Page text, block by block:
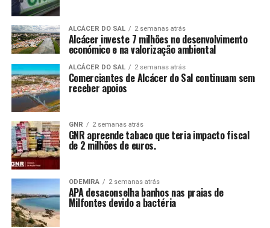
ALCÁCER DO SAL 2 semanas atrás
Alcácer investe 7 milhões no desenvolvimento
económico e na valorização ambiental
ALCÁCER DO SAL 2 semanas atrás
Comerciantes de Alcácer do Sal continuam sem
receber apoios
GNR 2 semanas atrás
GNR apreende tabaco que teria impacto fiscal
de 2 milhões de euros.
ODEMIRA 2 semanas atrás
APA desaconselha banhos nas praias de
Milfontes devido a bactéria